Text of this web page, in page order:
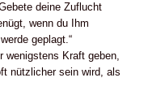
deine Zuflucht
wenn du Ihm
geplagt.“
wenigstens Kraft geben,
nützlicher sein wird, als